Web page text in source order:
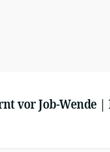
vor Job-Wende